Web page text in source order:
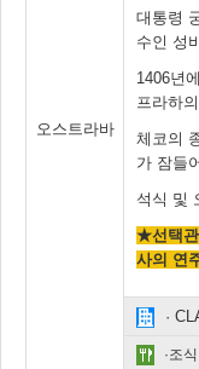
오스트라바
대통령
수인 성
1406년
프라하
체코의
가 잠들
석식 및
★선택
사의 연
·
·조